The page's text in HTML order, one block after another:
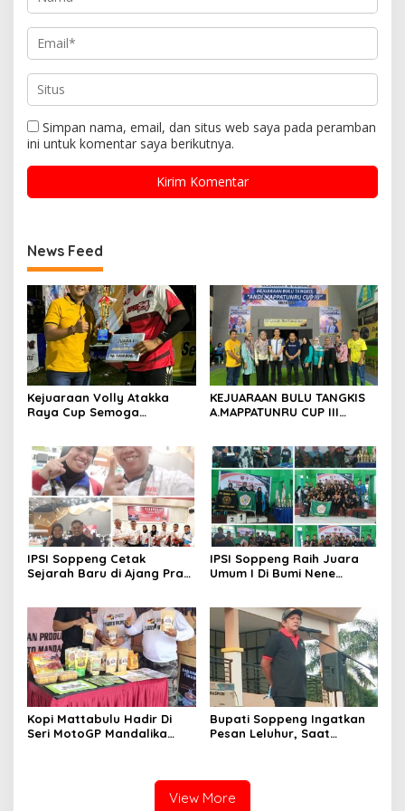
Simpan nama, email, dan situs web saya pada peramban
ini untuk komentar saya berikutnya.
News Feed
Kejuaraan Volly Atakka
Raya Cup Semoga
KEJUARAAN BULU TANGKIS
A.MAPPATUNRU CUP III
IPSI Soppeng Cetak
Sejarah Baru di Ajang Pra
IPSI Soppeng Raih Juara
Umum I Di Bumi Nene
Kopi Mattabulu Hadir Di
Seri MotoGP Mandalika
Bupati Soppeng Ingatkan
Pesan Leluhur, Saat
View More